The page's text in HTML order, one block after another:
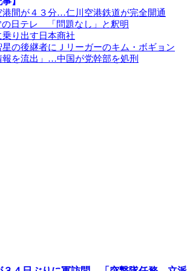
港間が４３分…仁川空港鉄道が完全開通
の日テレ 「問題なし」と釈明
乗り出す日本商社
星の後継者にＪリーガーのキム・ボギョン
報を流出」…中国が党幹部を処刑